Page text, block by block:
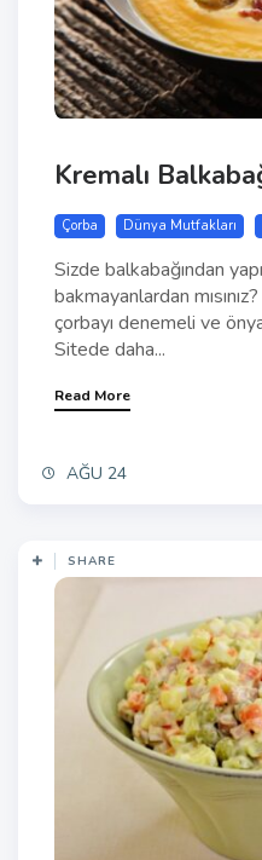
Kremalı
Çorba Dünya Mutfakları
Sizde balkabağından
bakmayanlardan
çorbayı denemeli ve
Sitede daha...
Read More
AĞU 24
SHARE